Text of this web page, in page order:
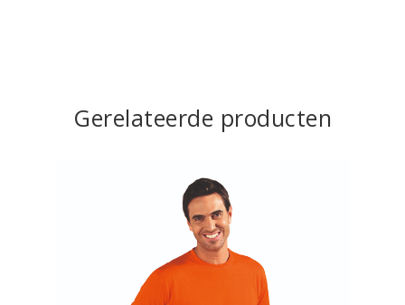
Gerelateerde producten